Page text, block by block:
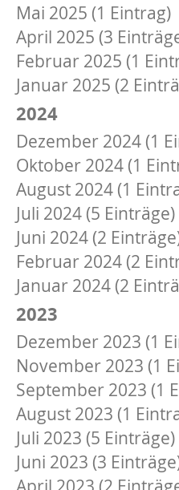
Mai 2025 (1 Eintrag)
April 2025 (3
Februar 2025 (1
Januar 2025 (2
2024
Dezember 2024 (1
Oktober 2024 (1
August 2024 (1
Juli 2024 (5 Einträge)
Juni 2024 (2
Februar 2024 (2
Januar 2024 (2
2023
Dezember 2023 (1
November 2023 (1
September 2023 (1
August 2023 (1
Juli 2023 (5 Einträge)
Juni 2023 (3